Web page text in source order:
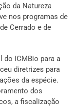
da Natureza
nos programas de
Cerrado e de
do ICMBio para a
diretrizes para
da espécie.
dos
a fiscalização